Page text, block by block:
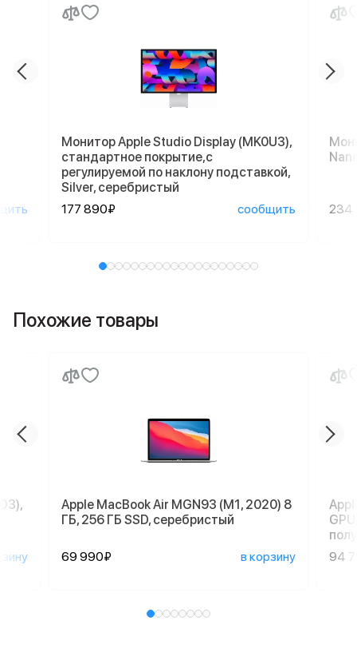
Монитор Apple Studio Display (MK0U3),
стандартное покрытие,с
регулируемой по наклону подставкой,
Silver, серебристый
177 890₽
сообщить 234
Похожие товары
Apple MacBook Air MGN93 (M1, 2020) 8
ГБ, 256 ГБ SSD, серебристый
69 990₽ в корзину
94